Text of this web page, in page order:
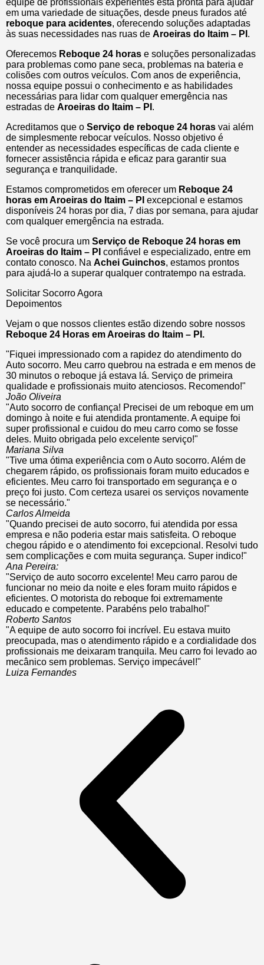
equipe de profissionais experientes está pronta para ajudar
em uma variedade de situações, desde pneus furados até
reboque para acidentes, oferecendo soluções adaptadas
às suas necessidades nas ruas de Aroeiras do Itaim – PI .
Oferecemos Reboque 24 horas e soluções personalizadas
para problemas como pane seca, problemas na bateria e
colisões com outros veículos. Com anos de experiência,
nossa equipe possui o conhecimento e as habilidades
necessárias para lidar com qualquer emergência nas
estradas de Aroeiras do Itaim – PI .
Acreditamos que o Serviço de reboque 24 horas vai além
de simplesmente rebocar veículos. Nosso objetivo é
entender as necessidades específicas de cada cliente e
fornecer assistência rápida e eficaz para garantir sua
segurança e tranquilidade.
Estamos comprometidos em oferecer um Reboque 24
horas em Aroeiras do Itaim – PI excepcional e estamos
disponíveis 24 horas por dia, 7 dias por semana, para ajudar
com qualquer emergência na estrada.
Se você procura um Serviço de Reboque 24 horas em
Aroeiras do Itaim – PI confiável e especializado, entre em
contato conosco. Na Achei Guinchos, estamos prontos
para ajudá-lo a superar qualquer contratempo na estrada.
Solicitar Socorro Agora
Depoimentos
Vejam o que nossos clientes estão dizendo sobre nossos
Reboque 24 Horas em Aroeiras do Itaim – PI.
"Fiquei impressionado com a rapidez do atendimento do
Auto socorro. Meu carro quebrou na estrada e em menos de
30 minutos o reboque já estava lá. Serviço de primeira
qualidade e profissionais muito atenciosos. Recomendo!"
João Oliveira
"Auto socorro de confiança! Precisei de um reboque em um
domingo à noite e fui atendida prontamente. A equipe foi
super profissional e cuidou do meu carro como se fosse
deles. Muito obrigada pelo excelente serviço!"
Mariana Silva
"Tive uma ótima experiência com o Auto socorro. Além de
chegarem rápido, os profissionais foram muito educados e
eficientes. Meu carro foi transportado em segurança e o
preço foi justo. Com certeza usarei os serviços novamente
se necessário."
Carlos Almeida
"Quando precisei de auto socorro, fui atendida por essa
empresa e não poderia estar mais satisfeita. O reboque
chegou rápido e o atendimento foi excepcional. Resolvi tudo
sem complicações e com muita segurança. Super indico!"
Ana Pereira:
"Serviço de auto socorro excelente! Meu carro parou de
funcionar no meio da noite e eles foram muito rápidos e
eficientes. O motorista do reboque foi extremamente
educado e competente. Parabéns pelo trabalho!"
Roberto Santos
"A equipe de auto socorro foi incrível. Eu estava muito
preocupada, mas o atendimento rápido e a cordialidade dos
profissionais me deixaram tranquila. Meu carro foi levado ao
mecânico sem problemas. Serviço impecável!"
Luiza Fernandes